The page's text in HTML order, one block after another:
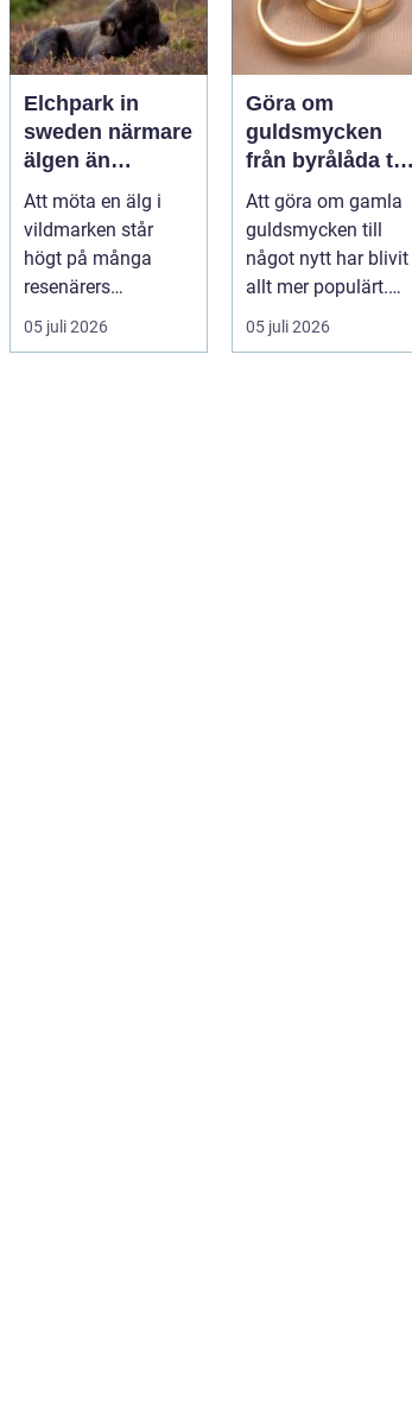
Elchpark in
sweden närmare
älgen än
någonsin
Att möta en älg i
vildmarken står
högt på många
resenärers
önskelista. Älgen är
Skandinaviens
05 juli 2026
Göra om
guldsmycken
från byrålåda till
älskad favorit
Att göra om gamla
guldsmycken till
något nytt har blivit
allt mer populärt.
Många har ärvda
ringar, ...
05 juli 2026